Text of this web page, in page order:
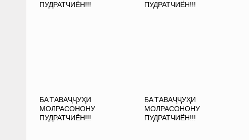
ПУДРАТЧИЁН!!!
ПУДРАТЧИЁН!!!
БА ТАВАҶҶУҲИ
МОЛРАСОНОНУ
ПУДРАТЧИЁН!!!
БА ТАВАҶҶУҲИ
МОЛРАСОНОНУ
ПУДРАТЧИЁН!!!